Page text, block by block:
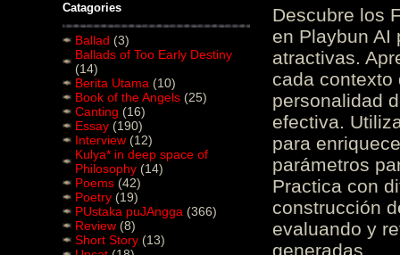
Catagories
Ballad (3)
Ballads of Too Early Destiny
(14)
Berita Utama (10)
Book of the Angels (25)
Canting (16)
Essay (190)
Interview (12)
Kulya* in deep space of
Philosophy (14)
Poems (42)
Poetry (19)
PUstaka puJAngga (366)
Review (8)
Short Story (13)
Descubre los
en Playbun AI
atractivas.
cada contexto
personalidad
efectiva.
para
parámetros
Practica con
construcción
evaluando y
generadas.